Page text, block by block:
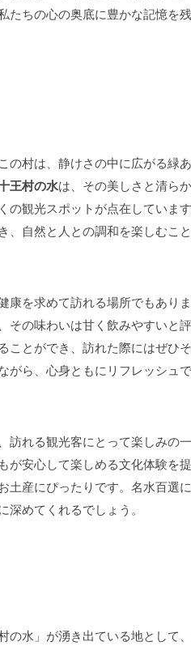
たちの心の奥底に豊かな記憶を
の村は、静けさの中に広がる緑
王村の水は、その美しさと清ら
の観光スポットが点在していま
自然と人との調和を楽しむこと
康を求めて訪れる場所でもあり
その味わいは甘く飲みやすいと
ことができ、訪れた際にはぜひ
ら、心身ともにリフレッシュで
れる観光客にとって楽しみの
安心して楽しめる文化体験を
土産にぴったりです。名水百選
めてくれるでしょう。
の水」が湧き出ている地として